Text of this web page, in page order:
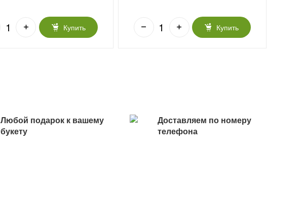
Купить Купить
Любой подарок к вашему
букету
Доставляем по номеру
телефона